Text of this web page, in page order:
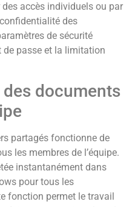
accès individuels ou par
des
de sécurité
passe et la limitation
documents
partagés fonctionne de
les membres de l’équipe.
instantanément dans
pour tous les
fonction permet le travail